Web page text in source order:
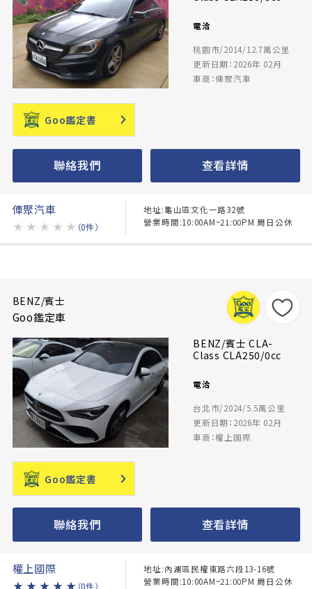
電洽
桃園市/2014/12.7萬公里
更新日期：2026年 02月
車商：俥聚汽車
Goo鑑定書
聯絡我們 查看詳情
俥聚汽車
★ ★ ★ ★ ★ （0件）
地址:龜山區文化一路32號
營業時間:10:00AM~21:00PM 周日公休
BENZ/賓士
Goo鑑定車
BENZ/賓士 CLA-
Class CLA250/0cc
電洽
台北市/2024/5.5萬公里
更新日期：2026年 02月
車商：權上國際
Goo鑑定書
聯絡我們 查看詳情
權上國際
★ ★ ★ ★ ★ （0件）
地址:內湖區民權東路六段13-16號
營業時間:10:00AM~21:00PM 周日公休